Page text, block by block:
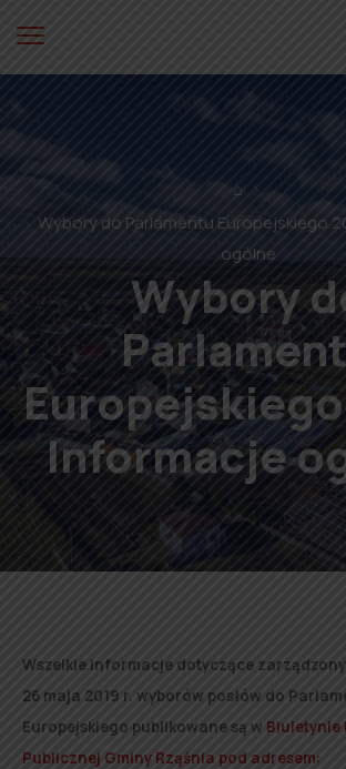
⌂
Wybory do Parlamentu Europejskiego
ogólne
Wybory
Informacje
Wszelkie informacje dotyczące
26 maja 2019 r. wyborów posłów do
Europejskiego publikowane są w
Publicznej Gminy Rząśnia pod adresem: